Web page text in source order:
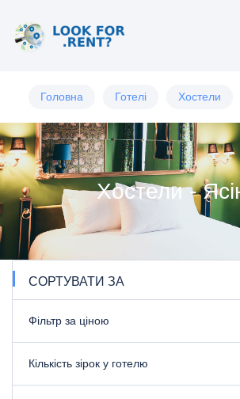
Головна Готелі Хостели
Хостели -
СОРТУВАТИ ЗА
Фільтр за ціною
Кількість зірок у готелю